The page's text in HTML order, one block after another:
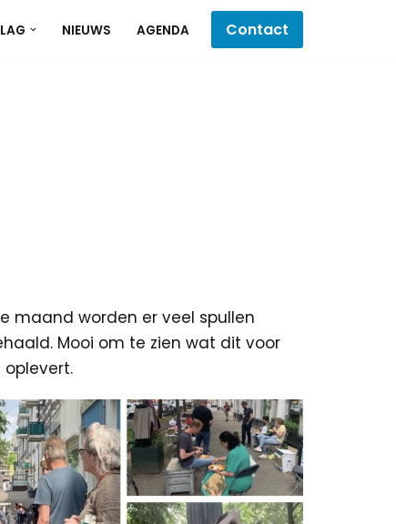
NIEUWS AGENDA Contact
maand worden er veel spullen
Mooi om te zien wat dit voor